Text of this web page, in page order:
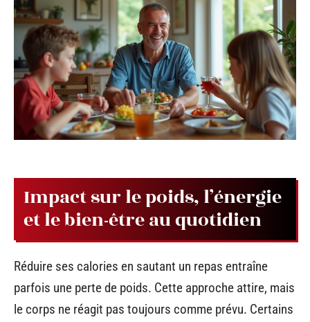
Impact sur le poids, l’énergie
et le bien-être au quotidien
Réduire ses calories en sautant un repas entraîne
parfois une perte de poids. Cette approche attire, mais
le corps ne réagit pas toujours comme prévu. Certains